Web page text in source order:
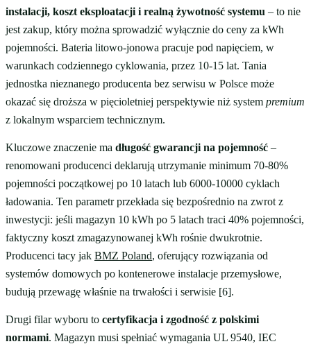
instalacji, koszt eksploatacji i realną żywotność systemu – to nie
jest zakup, który można sprowadzić wyłącznie do ceny za kWh
pojemności. Bateria litowo-jonowa pracuje pod napięciem, w
warunkach codziennego cyklowania, przez 10-15 lat. Tania
jednostka nieznanego producenta bez serwisu w Polsce może
okazać się droższa w pięcioletniej perspektywie niż system premium
z lokalnym wsparciem technicznym.
Kluczowe znaczenie ma długość gwarancji na pojemność –
renomowani producenci deklarują utrzymanie minimum 70-80%
pojemności początkowej po 10 latach lub 6000-10000 cyklach
ładowania. Ten parametr przekłada się bezpośrednio na zwrot z
inwestycji: jeśli magazyn 10 kWh po 5 latach traci 40% pojemności,
faktyczny koszt zmagazynowanej kWh rośnie dwukrotnie.
Producenci tacy jak BMZ Poland, oferujący rozwiązania od
systemów domowych po kontenerowe instalacje przemysłowe,
budują przewagę właśnie na trwałości i serwisie [6].
Drugi filar wyboru to certyfikacja i zgodność z polskimi
normami. Magazyn musi spełniać wymagania UL 9540, IEC